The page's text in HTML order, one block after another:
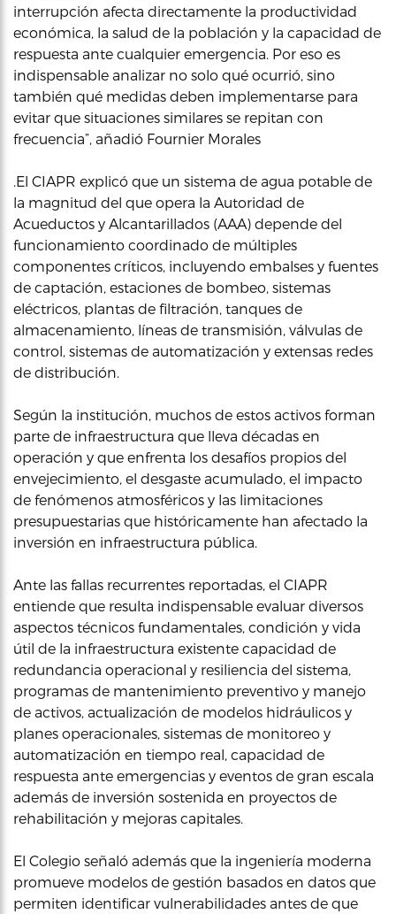
interrupción afecta directamente la productividad
económica, la salud de la población y la capacidad de
respuesta ante cualquier emergencia. Por eso es
indispensable analizar no solo qué ocurrió, sino
también qué medidas deben implementarse para
evitar que situaciones similares se repitan con
frecuencia”, añadió Fournier Morales
.El CIAPR explicó que un sistema de agua potable de
la magnitud del que opera la Autoridad de
Acueductos y Alcantarillados (AAA) depende del
funcionamiento coordinado de múltiples
componentes críticos, incluyendo embalses y fuentes
de captación, estaciones de bombeo, sistemas
eléctricos, plantas de filtración, tanques de
almacenamiento, líneas de transmisión, válvulas de
control, sistemas de automatización y extensas redes
de distribución.
Según la institución, muchos de estos activos forman
parte de infraestructura que lleva décadas en
operación y que enfrenta los desafíos propios del
envejecimiento, el desgaste acumulado, el impacto
de fenómenos atmosféricos y las limitaciones
presupuestarias que históricamente han afectado la
inversión en infraestructura pública.
Ante las fallas recurrentes reportadas, el CIAPR
entiende que resulta indispensable evaluar diversos
aspectos técnicos fundamentales, condición y vida
útil de la infraestructura existente capacidad de
redundancia operacional y resiliencia del sistema,
programas de mantenimiento preventivo y manejo
de activos, actualización de modelos hidráulicos y
planes operacionales, sistemas de monitoreo y
automatización en tiempo real, capacidad de
respuesta ante emergencias y eventos de gran escala
además de inversión sostenida en proyectos de
rehabilitación y mejoras capitales.
El Colegio señaló además que la ingeniería moderna
promueve modelos de gestión basados en datos que
permiten identificar vulnerabilidades antes de que